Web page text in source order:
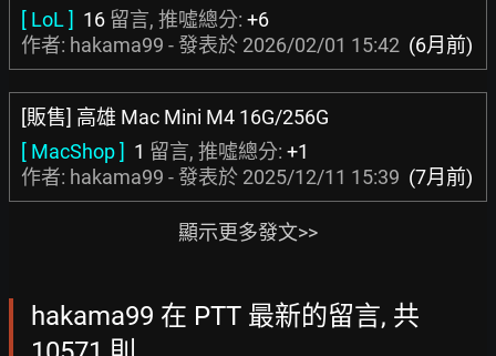
[ LoL ] 16 留言, 推噓總分: +6
作者: hakama99 - 發表於 2026/02/01 15:42 (6月前)
[販售] 高雄 Mac Mini M4 16G/256G
[ MacShop ] 1 留言, 推噓總分: +1
作者: hakama99 - 發表於 2025/12/11 15:39 (7月前)
顯示更多發文>>
hakama99 在 PTT 最新的留言, 共